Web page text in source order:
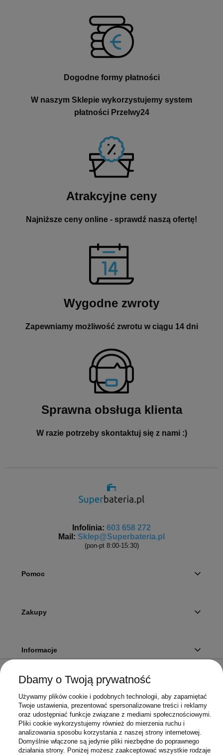
Dogodne formy płatności
W naszym Sklepie wykorzystujemy system
płatności Przelwy24
Atrakcyjne ceny
Najniższe ceny online - sprawdź naszą ofertę!
Wygodne zwroty
Zapewniamy możliwość zwrotu w ciągu 14 dni
Sprawna obsługa klienta
W razie potrzeby skontaktuj się z nami :)
Infolinia: 603 658 272
Mail: Sklep@Superbateria.pl
(pon-pt 8:00-15:30)
Pomoc
Zakupy
Informacje
Twoje konto
Sklep
Dbamy o Twoją prywatność
Używamy plików cookie i podobnych technologii, aby zapamiętać
Twoje ustawienia, prezentować spersonalizowane treści i reklamy
oraz udostępniać funkcje związane z mediami społecznościowymi.
Pliki cookie wykorzystujemy również do mierzenia ruchu i
analizowania sposobu korzystania z naszej strony internetowej.
Domyślnie włączone są jedynie pliki niezbędne do poprawnego
działania strony. Poniżej możesz zaakceptować wszystkie rodzaje